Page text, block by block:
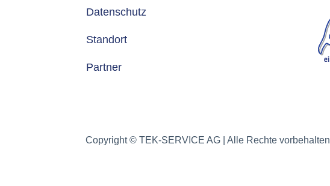
Datenschutz
Standort
Partner
Copyright © TEK-SERVICE AG | Alle Rechte vorbehalten